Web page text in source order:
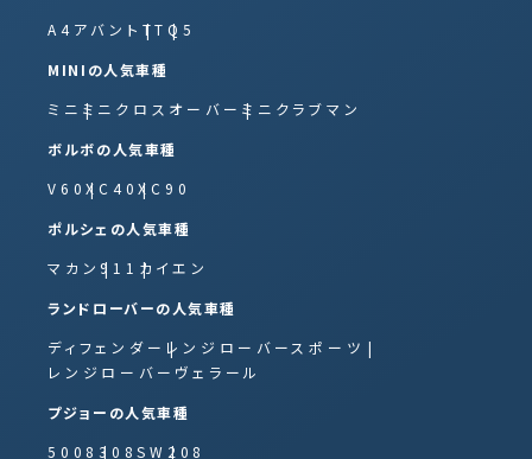
A4アバント TTQ5
MINIの人気車種
ミニ ミニクロスオーバー ミニクラブマン
ボルボの人気車種
V60XC40XC90
ポルシェの人気車種
マカン911 カイエン
ランドローバーの人気車種
ディフェンダー レンジローバースポーツ
レンジローバーヴェラール
プジョーの人気車種
5008308SW 208